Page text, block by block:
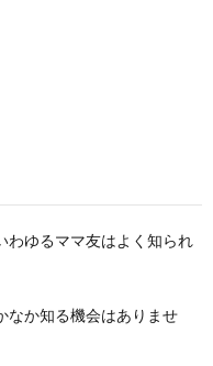
わゆるママ友はよく知られ
なか知る機会はありませ